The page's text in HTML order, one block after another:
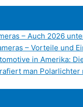
– Auch 2026
– Vorteile und
in Amerika:
man Polarlichter